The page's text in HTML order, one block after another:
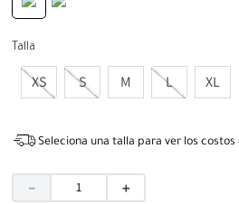
Talla
XS S M L XL
Seleciona una talla para ver los costos
＋
－